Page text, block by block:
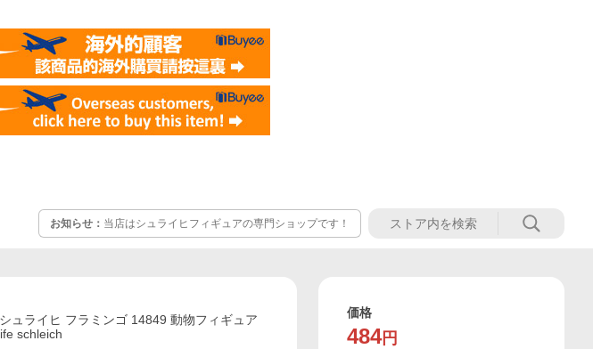
お知らせ： 当店はシュライヒフィギュアの専門ショップです！
ュライヒ フラミンゴ 14849 動物フィギュア
schleich
価格
484円